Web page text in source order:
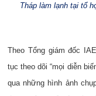
Tháp làm lạnh tại tổ
Theo Tổng giám đốc
tục theo dõi “mọi diễn
qua những hình ảnh